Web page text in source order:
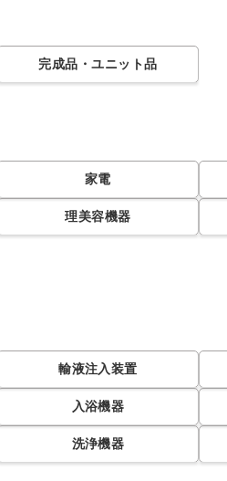
完成品・ユニット品
家電
理美容機器
輸液注入装置
入浴機器
洗浄機器